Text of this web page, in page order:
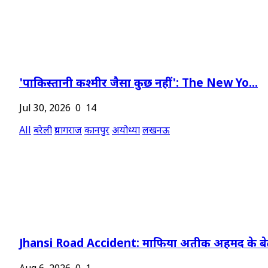
'पाकिस्तानी कश्मीर जैसा कुछ नहीं': The New Yo...
Jul 30, 2026 0 14
Allबरेलीप्रयागराजकानपुरअयोध्यालखनऊ
Jhansi Road Accident: माफिया अतीक अहमद के